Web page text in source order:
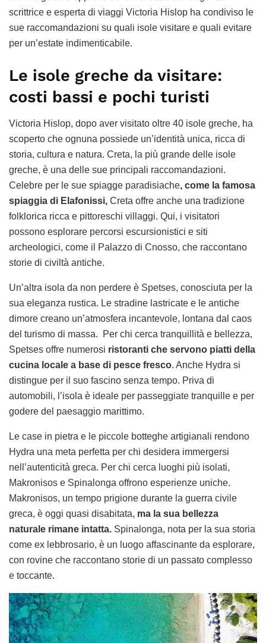
scrittrice e esperta di viaggi Victoria Hislop ha condiviso le
sue raccomandazioni su quali isole visitare e quali evitare
per un’estate indimenticabile.
Le isole greche da visitare:
costi bassi e pochi turisti
Victoria Hislop, dopo aver visitato oltre 40 isole greche, ha
scoperto che ognuna possiede un’identità unica, ricca di
storia, cultura e natura. Creta, la più grande delle isole
greche, è una delle sue principali raccomandazioni.
Celebre per le sue spiagge paradisiache, come la famosa
spiaggia di Elafonissi, Creta offre anche una tradizione
folklorica ricca e pittoreschi villaggi. Qui, i visitatori
possono esplorare percorsi escursionistici e siti
archeologici, come il Palazzo di Cnosso, che raccontano
storie di civiltà antiche.
Un’altra isola da non perdere è Spetses, conosciuta per la
sua eleganza rustica. Le stradine lastricate e le antiche
dimore creano un’atmosfera incantevole, lontana dal caos
del turismo di massa. Per chi cerca tranquillità e bellezza,
Spetses offre numerosi ristoranti che servono piatti della
cucina locale a base di pesce fresco. Anche Hydra si
distingue per il suo fascino senza tempo. Priva di
automobili, l’isola è ideale per passeggiate tranquille e per
godere del paesaggio marittimo.
Le case in pietra e le piccole botteghe artigianali rendono
Hydra una meta perfetta per chi desidera immergersi
nell’autenticità greca. Per chi cerca luoghi più isolati,
Makronisos e Spinalonga offrono esperienze uniche.
Makronisos, un tempo prigione durante la guerra civile
greca, è oggi quasi disabitata, ma la sua bellezza
naturale rimane intatta. Spinalonga, nota per la sua storia
come ex lebbrosario, è un luogo affascinante da esplorare,
con rovine che raccontano storie di un passato complesso
e toccante.